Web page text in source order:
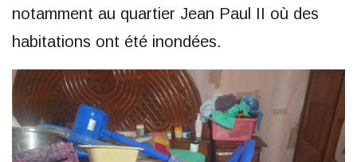
notamment au quartier Jean Paul II où des
habitations ont été inondées.